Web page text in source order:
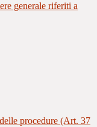
generale riferiti a
procedure (Art. 37